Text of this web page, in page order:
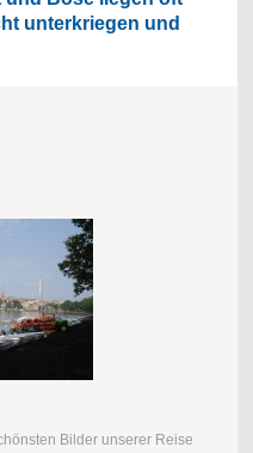
unterkriegen und
Bilder unserer Reise